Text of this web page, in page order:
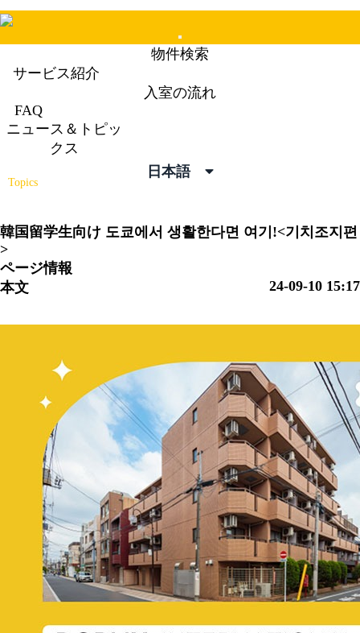
Mobile
Menu
物件検索
サービス紹介
入室の流れ
FAQ
ニュース＆トピッ
クス
日本語
ニュース＆トピックス
Topics
韓国留学生向け 도쿄에서 생활한다면 여기!<기치조지편
>
ページ情報
24-09-10 15:17
本文